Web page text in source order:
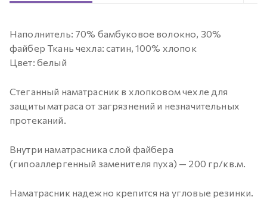
Наполнитель: 70% бамбуковое волокно, 30%
файбер Ткань чехла: сатин, 100% хлопок
Цвет: белый
Стеганный наматрасник в хлопковом чехле для
защиты матраса от загрязнений и незначительных
протеканий.
Внутри наматрасника слой файбера
(гипоаллергенный заменителя пуха) — 200 гр/кв.м.
Наматрасник надежно крепится на угловые резинки.